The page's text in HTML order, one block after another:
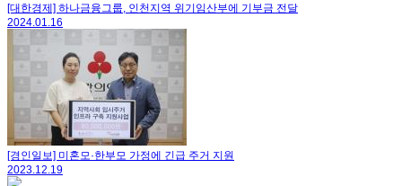
[대한경제] 하나금융그룹, 인천지역 위기임산부에 기부금 전달
2024.01.16
[경인일보] 미혼모·한부모 가정에 긴급 주거 지원
2023.12.19